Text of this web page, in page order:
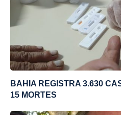
BAHIA REGISTRA 3.630
15 MORTES